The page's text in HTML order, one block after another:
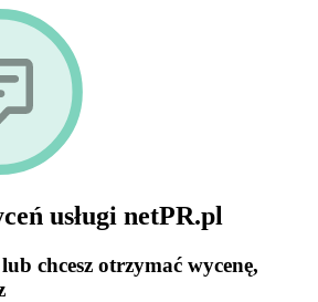
usługi netPR.pl
chcesz otrzymać wycenę,